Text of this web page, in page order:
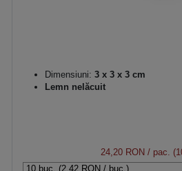
Dimensiuni: 3 x 3 x 3 cm
Lemn nelăcuit
24,20 RON / pac.